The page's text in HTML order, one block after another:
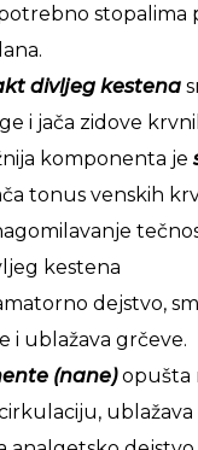
stopalima
divljeg kestena
i jača zidove
komponenta je
tonus venskih
kestena
dejstvo,
i ublažava grčeve.
(nane)opušta